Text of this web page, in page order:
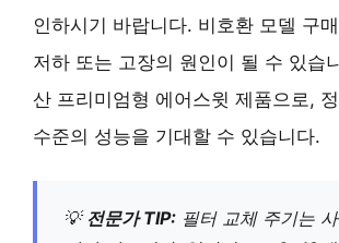
인하시기 바랍니다. 비호환 모델 구
저하 또는 고장의 원인이 될 수 있습
산 프리미엄형 에어스윗 제품으로,
수준의 성능을 기대할 수 있습니다.
💡 전문가 TIP: 필터 교체 주기는